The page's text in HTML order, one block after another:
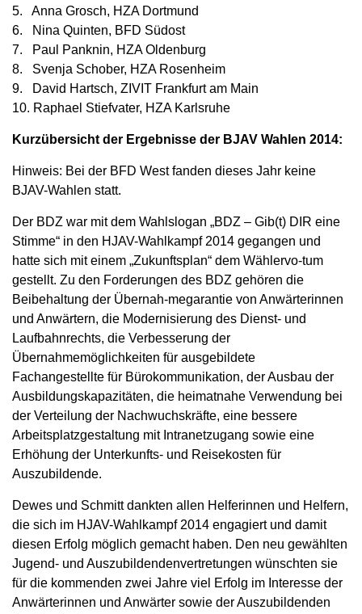
5. Anna Grosch, HZA Dortmund
6. Nina Quinten, BFD Südost
7. Paul Panknin, HZA Oldenburg
8. Svenja Schober, HZA Rosenheim
9. David Hartsch, ZIVIT Frankfurt am Main
10. Raphael Stiefvater, HZA Karlsruhe
Kurzübersicht der Ergebnisse der BJAV Wahlen 2014:
Hinweis: Bei der BFD West fanden dieses Jahr keine
BJAV-Wahlen statt.
Der BDZ war mit dem Wahlslogan „BDZ – Gib(t) DIR eine
Stimme“ in den HJAV-Wahlkampf 2014 gegangen und
hatte sich mit einem „Zukunftsplan“ dem Wählervo-tum
gestellt. Zu den Forderungen des BDZ gehören die
Beibehaltung der Übernah-megarantie von Anwärterinnen
und Anwärtern, die Modernisierung des Dienst- und
Laufbahnrechts, die Verbesserung der
Übernahmemöglichkeiten für ausgebildete
Fachangestellte für Bürokommunikation, der Ausbau der
Ausbildungskapazitäten, die heimatnahe Verwendung bei
der Verteilung der Nachwuchskräfte, eine bessere
Arbeitsplatzgestaltung mit Intranetzugang sowie eine
Erhöhung der Unterkunfts- und Reisekosten für
Auszubildende.
Dewes und Schmitt dankten allen Helferinnen und Helfern,
die sich im HJAV-Wahlkampf 2014 engagiert und damit
diesen Erfolg möglich gemacht haben. Den neu gewählten
Jugend- und Auszubildendenvertretungen wünschten sie
für die kommenden zwei Jahre viel Erfolg im Interesse der
Anwärterinnen und Anwärter sowie der Auszubildenden